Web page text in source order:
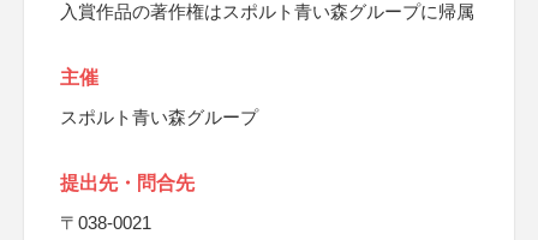
入賞作品の著作権はスポルト青い森グループに帰属
主催
スポルト青い森グループ
提出先・問合先
〒038-0021